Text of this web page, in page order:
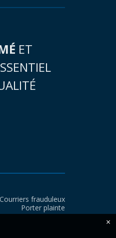
ET
Courriers frauduleux
Porter plainte
×